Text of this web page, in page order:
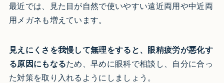
最近では、見た目が自然で使いやすい遠近両用や中近両
用メガネも増えています。
見えにくさを我慢して無理をすると、眼精疲労が悪化す
る原因にもなるため、早めに眼科で相談し、自分に合っ
た対策を取り入れるようにしましょう。